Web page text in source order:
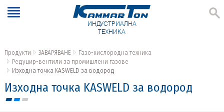
ИНДУСТРИАЛНА
ТЕХНИКА
Продукти ЗАВАРЯВАНЕ
Газо-кислородна техника
Редуцир-вентили за промишлени газове
Изходна точка KASWELD за водород
Изходна точка KASWELD за водород